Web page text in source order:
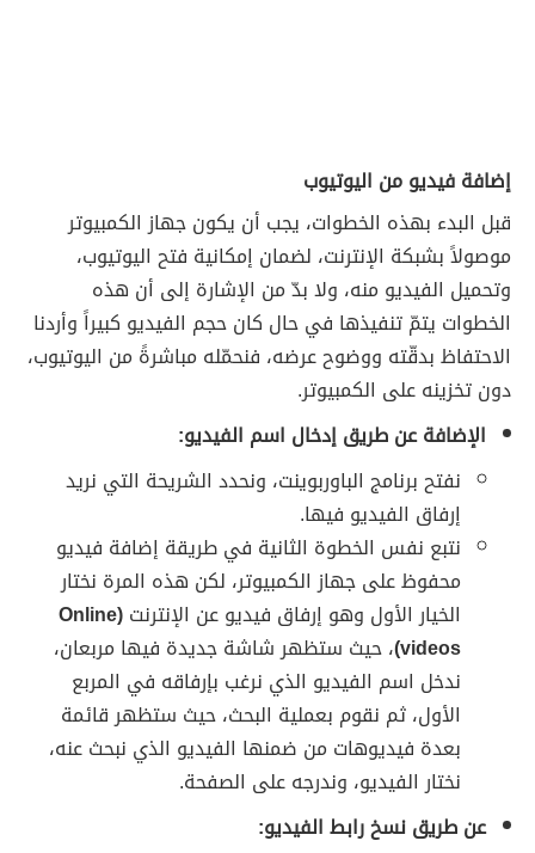
إضافة فيديو من اليوتيوب
قبل البدء بهذه الخطوات، يجب أن يكون جهاز الكمبيوتر
موصولاً بشبكة الإنترنت، لضمان إمكانية فتح اليوتيوب،
وتحميل الفيديو منه، ولا بدّ من الإشارة إلى أن هذه
الخطوات يتمّ تنفيذها في حال كان حجم الفيديو كبيراً وأردنا
الاحتفاظ بدقّته ووضوح عرضه، فنحمّله مباشرةً من اليوتيوب،
دون تخزينه على الكمبيوتر.
الإضافة عن طريق إدخال اسم الفيديو:
نفتح برنامج الباوربوينت، ونحدد الشريحة التي نريد
إرفاق الفيديو فيها.
نتبع نفس الخطوة الثانية في طريقة إضافة فيديو
محفوظ على جهاز الكمبيوتر، لكن هذه المرة نختار
الخيار الأول وهو إرفاق فيديو عن الإنترنت (Online
videos)، حيث ستظهر شاشة جديدة فيها مربعان،
ندخل اسم الفيديو الذي نرغب بإرفاقه في المربع
الأول، ثم نقوم بعملية البحث، حيث ستظهر قائمة
بعدة فيديوهات من ضمنها الفيديو الذي نبحث عنه،
نختار الفيديو، وندرجه على الصفحة.
عن طريق نسخ رابط الفيديو: